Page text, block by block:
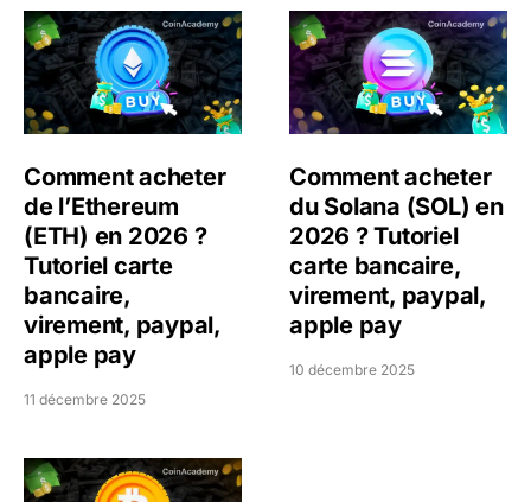
Comment acheter de l’Ethereum (ETH) en 2026 ?
Comment acheter
de l’Ethereum
(ETH) en 2026 ?
Tutoriel carte
bancaire,
virement, paypal,
apple pay
11 décembre 2025
Comment acheter du
Comment acheter
du Solana (SOL) en
2026 ? Tutoriel
carte bancaire,
virement, paypal,
apple pay
10 décembre 2025
Comment acheter du Bitcoin (BTC) en 2026 ? Tutoriel